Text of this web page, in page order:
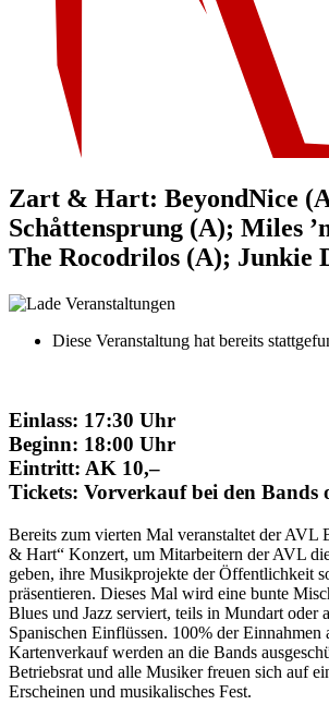
Zart & Hart: BeyondNice
Schåttensprung (A); Miles
The Rocodrilos (A); Junkie
Diese Veranstaltung hat bereits
Einlass: 17:30 Uhr
Beginn: 18:00 Uhr
Eintritt: AK 10,–
Tickets: Vorverkauf bei den Bands
Bereits zum vierten Mal veranstaltet der AVL
& Hart“ Konzert, um Mitarbeitern der AVL
geben, ihre Musikprojekte der Öffentlichkeit
präsentieren. Dieses Mal wird eine bunte
Blues und Jazz serviert, teils in Mundart oder
Spanischen Einflüssen. 100% der Einnahmen
Kartenverkauf werden an die Bands
Betriebsrat und alle Musiker freuen sich auf
Erscheinen und musikalisches Fest.